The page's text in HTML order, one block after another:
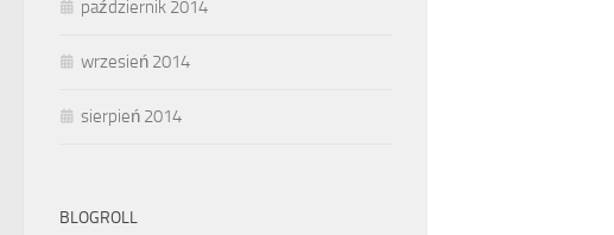
październik 2014
wrzesień 2014
sierpień 2014
BLOGROLL